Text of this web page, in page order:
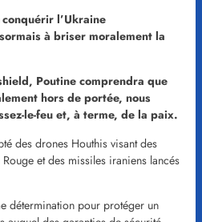
l’Ukraine
à briser moralement la
Poutine comprendra que
hors de portée, nous
le-feu et, à terme, de la paix.
des drones Houthis visant des
et des missiles iraniens lancés
détermination pour protéger un